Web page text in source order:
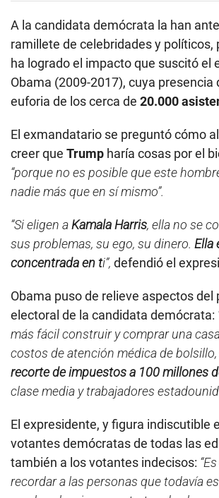
A la candidata demócrata la han
ramillete de celebridades y políticos,
ha logrado el impacto que suscitó el
Obama (2009-2017), cuya presencia
euforia de los cerca de 20.000
El exmandatario se preguntó cómo
creer que Trump haría cosas por el
“porque no es posible que este
nadie más que en sí mismo”.
“Si eligen aKamala Harris, ella no se
sus problemas, su ego, su dinero. Ella
concentrada en ti”, defendió el
Obama puso de relieve aspectos del
electoral de la candidata demócrata:
más fácil construir y comprar una
costos de atención médica de
recorte de impuestos a 100 millones
clase media y trabajadores
El expresidente, y figura indiscutible
votantes demócratas de todas las
también a los votantes indecisos:
recordar a las personas que todavía